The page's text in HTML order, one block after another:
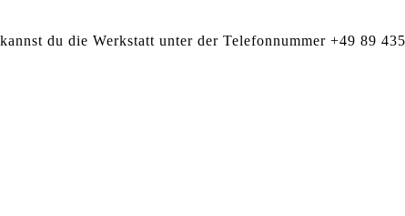
du die Werkstatt unter der Telefonnummer +49 89